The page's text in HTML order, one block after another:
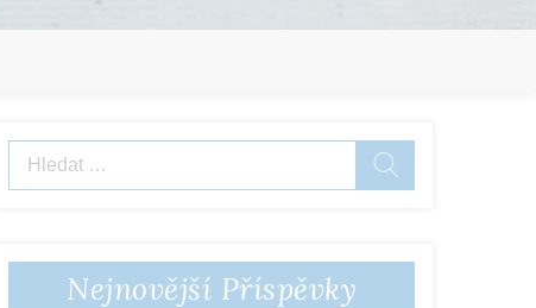
Vyhledávání
Nejnovější Příspěvky